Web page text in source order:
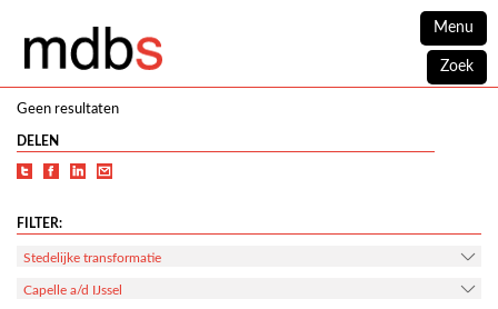
Menu
Zoek
Geen resultaten
DELEN
FILTER:
Stedelijke transformatie
Capelle a/d IJssel